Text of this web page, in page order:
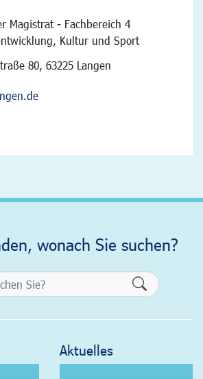
Magistrat - Fachbereich 4
Kultur und Sport
Maps Navigation
80, 63225 Langen
wonach Sie suchen?
Aktuelles